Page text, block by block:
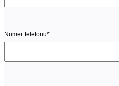
Numer telefonu*